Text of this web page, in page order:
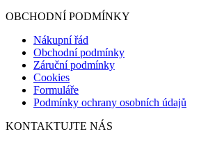
OBCHODNÍ PODMÍNKY
Nákupní řád
Obchodní podmínky
Záruční podmínky
Cookies
Formuláře
Podmínky ochrany osobních údajů
KONTAKTUJTE NÁS